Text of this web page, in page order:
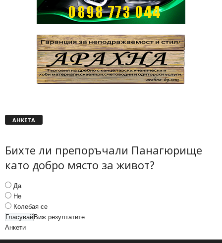
АНКЕТА
Бихте ли препоръчали Панагюрище
като добро място за живот?
Да
Не
Колебая се
Виж резултатите
Анкети